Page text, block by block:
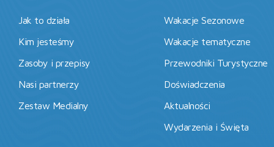
Jak to działa
Kim jesteśmy
Zasoby i przepisy
Nasi partnerzy
Zestaw Medialny
Wakacje Sezonowe
Wakacje tematyczne
Przewodniki Turystyczne
Doświadczenia
Aktualności
Wydarzenia i Święta